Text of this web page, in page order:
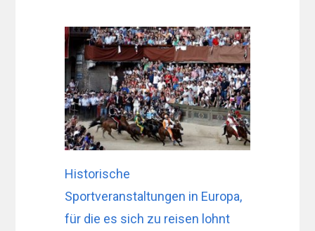
Historische
Sportveranstaltungen in Europa,
für die es sich zu reisen lohnt